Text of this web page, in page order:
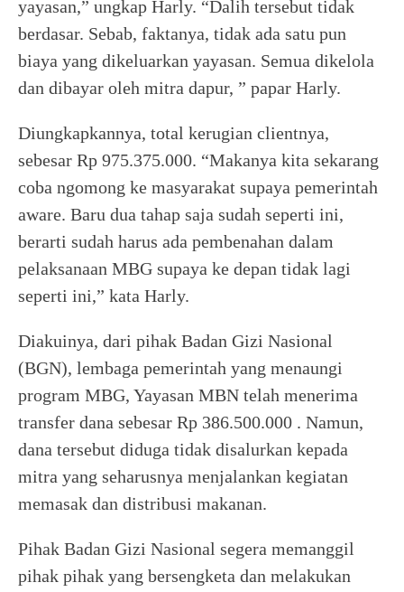
yayasan,” ungkap Harly. “Dalih tersebut tidak
berdasar. Sebab, faktanya, tidak ada satu pun
biaya yang dikeluarkan yayasan. Semua dikelola
dan dibayar oleh mitra dapur, ” papar Harly.
Diungkapkannya, total kerugian clientnya,
sebesar Rp 975.375.000. “Makanya kita sekarang
coba ngomong ke masyarakat supaya pemerintah
aware. Baru dua tahap saja sudah seperti ini,
berarti sudah harus ada pembenahan dalam
pelaksanaan MBG supaya ke depan tidak lagi
seperti ini,” kata Harly.
Diakuinya, dari pihak Badan Gizi Nasional
(BGN), lembaga pemerintah yang menaungi
program MBG, Yayasan MBN telah menerima
transfer dana sebesar Rp 386.500.000 . Namun,
dana tersebut diduga tidak disalurkan kepada
mitra yang seharusnya menjalankan kegiatan
memasak dan distribusi makanan.
Pihak Badan Gizi Nasional segera memanggil
pihak pihak yang bersengketa dan melakukan